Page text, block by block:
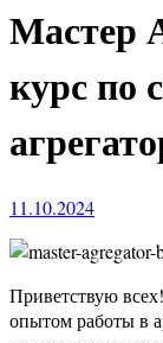
Мастер
курс по
11.10.2024
Приветствую
опытом работы в